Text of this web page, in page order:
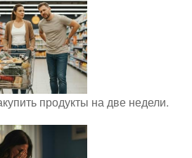
продукты на две недели.